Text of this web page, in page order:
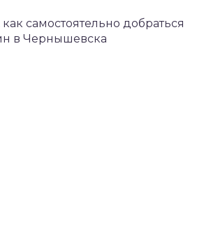
самостоятельно добраться
в Чернышевска